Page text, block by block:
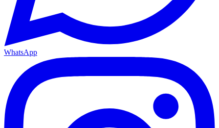
WhatsApp